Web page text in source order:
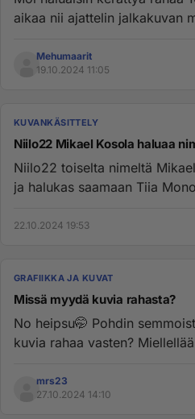
aikaa nii ajattelin jalkakuvan
Mehumaarit
19.10.2024 11:05
KUVANKÄSITTELY
Niilo22 Mikael Kosola haluaa
Niilo22 toiselta nimeltä
ja halukas saamaan Tiia
22.10.2024 19:53
GRAFIIKKA JA KUVAT
Missä myydä kuvia rahasta?
No heipsu🤭 Pohdin semmoista, missä voin myydä
kuvia rahaa vasten?
mrs23
27.10.2024 14:10